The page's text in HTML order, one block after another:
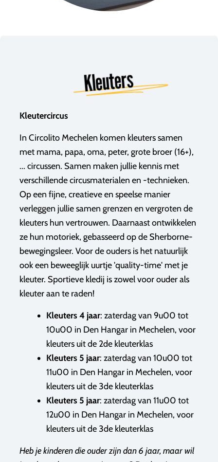
Kleuters
Kleutercircus
In Circolito Mechelen komen kleuters samen
met mama, papa, oma, peter, grote broer (16+),
... circussen. Samen maken jullie kennis met
verschillende circusmaterialen en -technieken.
Op een fijne, creatieve en speelse manier
verleggen jullie samen grenzen en vergroten de
kleuters hun vertrouwen. Daarnaast ontwikkelen
ze hun motoriek, gebasseerd op de Sherborne-
bewegingsleer. Voor de ouders is het natuurlijk
ook een beweeglijk uurtje 'quality-time' met je
kleuter. Sportieve kledij is zowel voor ouder als
kleuter aan te raden!
Kleuters 4 jaar: zaterdag van 9u00 tot
10u00 in Den Hangar in Mechelen, voor
kleuters uit de 2de kleuterklas
Kleuters 5 jaar: zaterdag van 10u00 tot
11u00 in Den Hangar in Mechelen, voor
kleuters uit de 3de kleuterklas
Kleuters 5 jaar: zaterdag van 11u00 tot
12u00 in Den Hangar in Mechelen, voor
kleuters uit de 3de kleuterklas
Heb je kinderen die ouder zijn dan 6 jaar, maar wil